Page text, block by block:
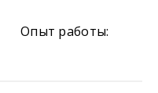
Опыт работы: